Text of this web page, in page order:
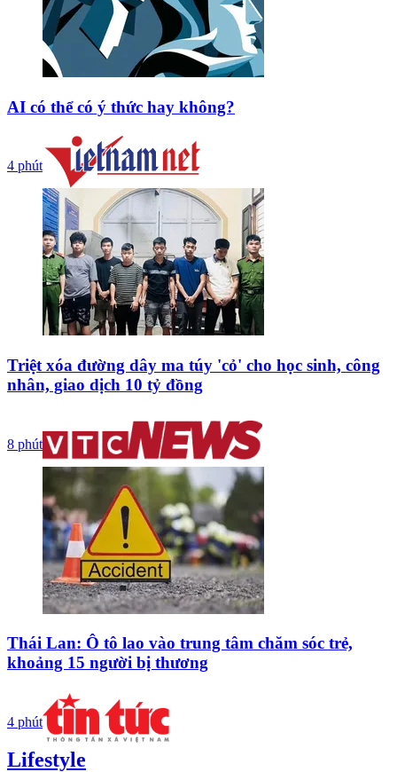
AI có thể có ý thức hay không?
4 phút
Triệt xóa đường dây ma túy 'cỏ' cho học sinh, công
nhân, giao dịch 10 tỷ đồng
8 phút
Thái Lan: Ô tô lao vào trung tâm chăm sóc trẻ,
khoảng 15 người bị thương
4 phút
Lifestyle